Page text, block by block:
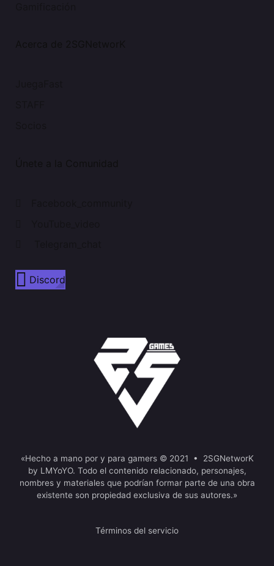
Discord
«Hecho a mano por y para gamers © 2021 • 2SGNetworK
by LMYoYO. Todo el contenido relacionado, personajes,
nombres y materiales que podrían formar parte de una obra
existente son propiedad exclusiva de sus autores.»
Términos del servicio